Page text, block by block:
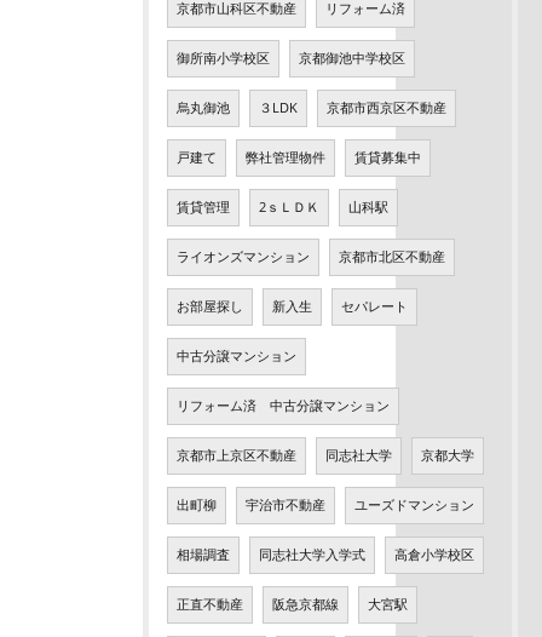
京都市山科区不動産 リフォーム済
御所南小学校区 京都御池中学校区
烏丸御池 ３LDK 京都市西京区不動産
戸建て 弊社管理物件 賃貸募集中
賃貸管理 2ｓＬＤＫ 山科駅
ライオンズマンション 京都市北区不動産
お部屋探し 新入生 セパレート
中古分譲マンション
リフォーム済 中古分譲マンション
京都市上京区不動産 同志社大学 京都大学
出町柳 宇治市不動産 ユーズドマンション
相場調査 同志社大学入学式 高倉小学校区
正直不動産 阪急京都線 大宮駅